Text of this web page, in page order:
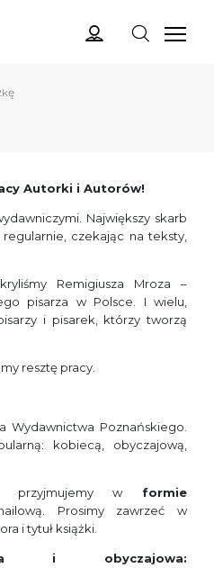
Autorki i Autorów!
Największy skarb
czekając na teksty,
Remigiusza Mroza –
pisarza w Polsce. I wielu,
i pisarek, którzy tworzą
resztę pracy.
Wydawnictwa Poznańskiego.
kobiecą, obyczajową,
przyjmujemy w formie
Prosimy zawrzeć w
i tytuł książki.
i obyczajowa: